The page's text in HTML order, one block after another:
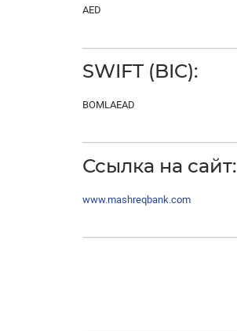
AED
SWIFT (BIC):
BOMLAEAD
Ссылка на сайт:
www.mashreqbank.com